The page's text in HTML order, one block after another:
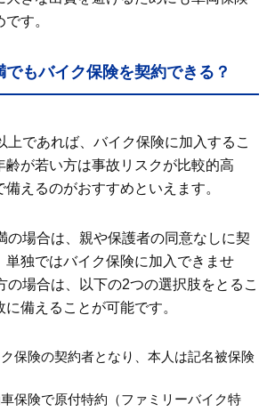
す。
もバイク保険を契約できる？
上であれば、バイク保険に加入するこ
齢が若い方は事故リスクが比較的高
備えるのがおすすめといえます。
の場合は、親や保護者の同意なしに契
単独ではバイク保険に加入できませ
の場合は、以下の2つの選択肢をとるこ
備えることが可能です。
保険の契約者となり、本人は記名被保険
保険で原付特約（ファミリーバイク特